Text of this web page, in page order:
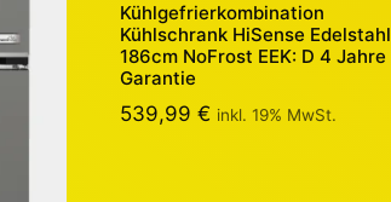
Kühlgefrierkombination
Kühlschrank HiSense Edelstahl
186cm NoFrost EEK: D 4 Jahre
Garantie
539,99 € inkl. 19% MwSt.